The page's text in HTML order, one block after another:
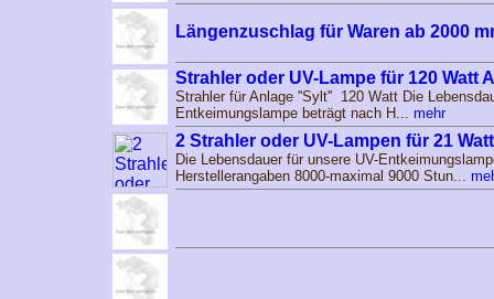
Längenzuschlag für Waren ab 2000
Strahler oder UV-Lampe für 120 Watt
Strahler für Anlage ''Sylt'' 120 Watt Die
Entkeimungslampe beträgt nach H... mehr
2 Strahler oder UV-Lampen für 21
Die Lebensdauer für unsere UV-
Herstellerangaben 8000-maximal 9000 Stun...